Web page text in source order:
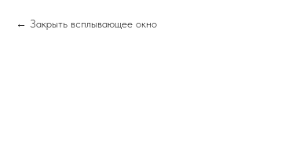
Закрыть всплывающее окно